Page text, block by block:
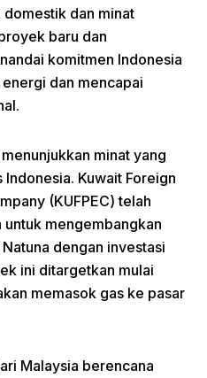
dan minat
baru dan
komitmen Indonesia
dan mencapai
minat yang
Indonesia. Kuwait Foreign
(KUFPEC) telah
mengembangkan
dengan investasi
ini ditargetkan mulai
memasok gas ke pasar
Malaysia berencana